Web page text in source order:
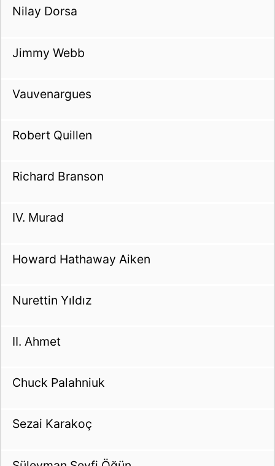
Nilay Dorsa
Jimmy Webb
Vauvenargues
Robert Quillen
Richard Branson
IV. Murad
Howard Hathaway Aiken
Nurettin Yıldız
II. Ahmet
Chuck Palahniuk
Sezai Karakoç